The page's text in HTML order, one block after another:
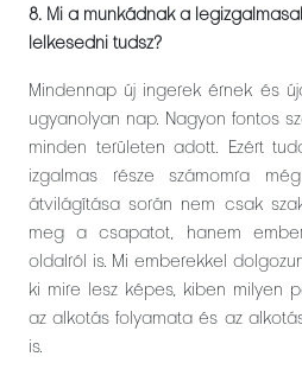
8. Mi a munkádnak a
lelkesedni tudsz?
Mindennap új ingerek érnek és
ugyanolyan nap. Nagyon fontos
minden területen adott. Ezért
izgalmas része számomra
átvilágítása során nem csak
meg a csapatot, hanem
oldalról is. Mi emberekkel
ki mire lesz képes, kiben milyen
az alkotás folyamata és az
is.